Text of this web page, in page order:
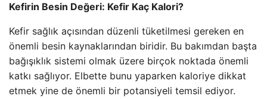
Kefirin Besin Değeri: Kefir Kaç Kalori?
Kefir sağlık açısından düzenli tüketilmesi gereken en
önemli besin kaynaklarından biridir. Bu bakımdan başta
bağışıklık sistemi olmak üzere birçok noktada önemli
katkı sağlıyor. Elbette bunu yaparken kaloriye dikkat
etmek yine de önemli bir potansiyeli temsil ediyor.